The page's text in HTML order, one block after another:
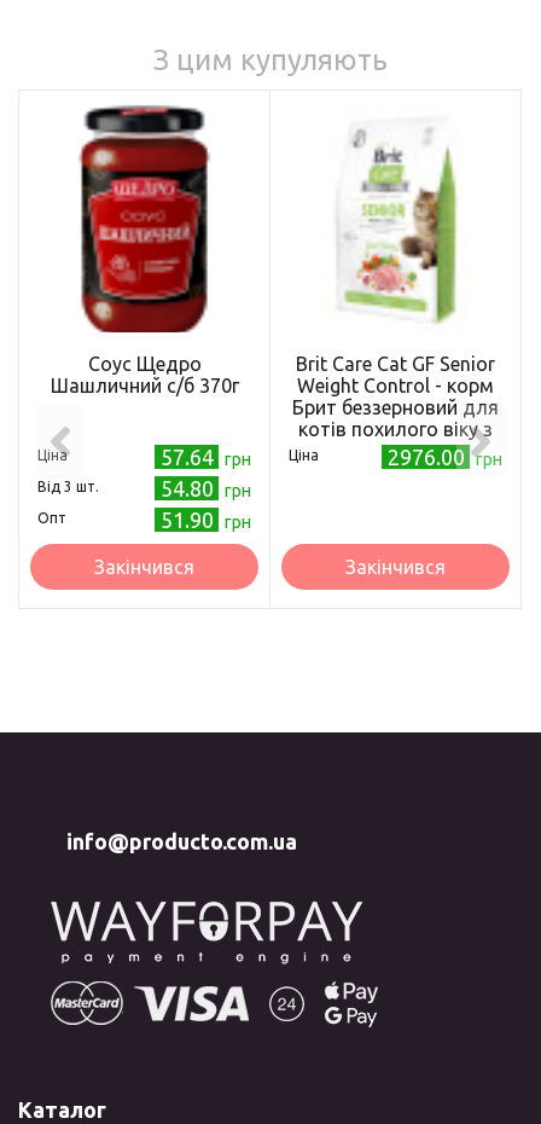
З цим купуляють
Соус Щедро
Шашличний с/б 370г
Ціна 57.64 грн
Від 3 шт. 54.80 грн
Опт 51.90 грн
Закінчився
Brit Care Cat GF Senior
Weight Control - корм
Брит беззерновий для
котів похилого віку з
надлишковою вагою з
куркою 7 кг
Ціна 2976.00 грн
Закінчився
info@producto.com.ua
Каталог